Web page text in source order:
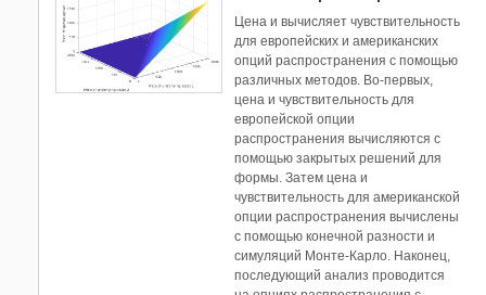
Цена и вычисляет чувствительность
для европейских и американских
опций распространения с помощью
различных методов. Во-первых,
цена и чувствительность для
европейской опции
распространения вычисляются с
помощью закрытых решений для
формы. Затем цена и
чувствительность для американской
опции распространения вычислены
с помощью конечной разности и
симуляций Монте-Карло. Наконец,
последующий анализ проводится